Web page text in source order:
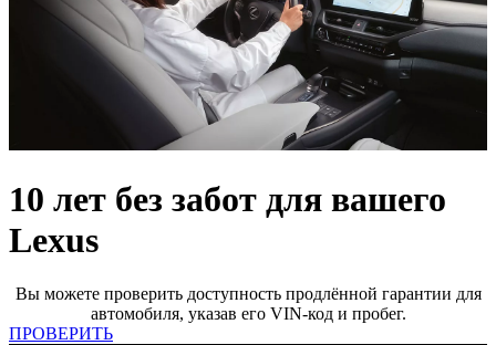
10 лет без забот для вашего
Lexus
Вы можете проверить доступность продлённой гарантии для
автомобиля, указав его VIN-код и пробег.
ПРОВЕРИТЬ